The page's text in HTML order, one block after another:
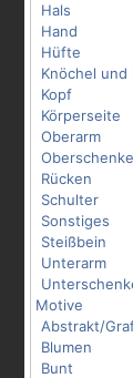
Hals
Hand
Hüfte
Knöchel und
Kopf
Körperseite
Oberarm
Rücken
Schulter
Sonstiges
Steißbein
Unterarm
Motive
Abstrakt/
Blumen
Bunt